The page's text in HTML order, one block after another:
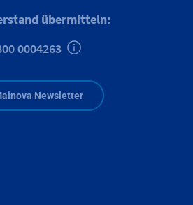
übermitteln:
0004263
Newsletter